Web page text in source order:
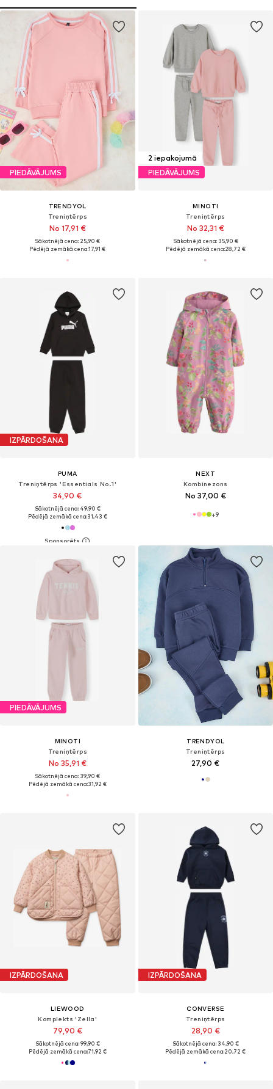
PIEDĀVĀJUMS
TRENDYOL
Treniņtērps
No 17,91 €
Sākotnējā cena: 25,90 €
Pēdējā zemākā cena:17,91 €
2 iepakojumā
PIEDĀVĀJUMS
MINOTI
Treniņtērps
No 32,31 €
Sākotnējā cena: 35,90 €
Pēdējā zemākā cena:28,72 €
IZPĀRDOŠANA
PUMA
Treniņtērps 'Essentials No.1'
34,90 €
Sākotnējā cena: 49,90 €
Pēdējā zemākā cena:31,43 €
NEXT
Kombinezons
No 37,00 €
+9
PIEDĀVĀJUMS
MINOTI
Treniņtērps
No 35,91 €
Sākotnējā cena: 39,90 €
Pēdējā zemākā cena:31,92 €
TRENDYOL
Treniņtērps
27,90 €
IZPĀRDOŠANA
LIEWOOD
Komplekts 'Zella'
79,90 €
Sākotnējā cena: 99,90 €
Pēdējā zemākā cena:71,92 €
IZPĀRDOŠANA
CONVERSE
Treniņtērps
28,90 €
Sākotnējā cena: 34,90 €
Pēdējā zemākā cena:20,72 €